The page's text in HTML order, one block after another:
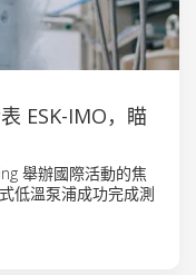
ESK-IMO，瞄
舉辦國際活動的焦
低溫泵浦成功完成測